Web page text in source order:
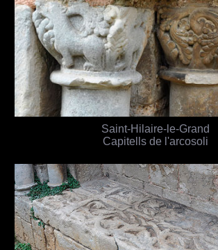
Saint-Hilaire-le-Grand
Capitells de l'arcosoli